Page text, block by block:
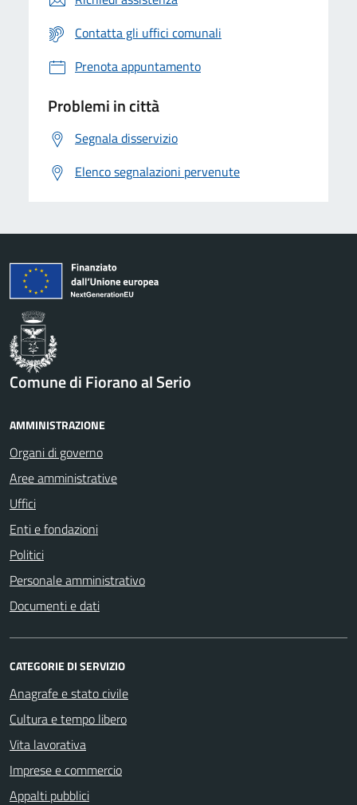
Contatta gli uffici comunali
Prenota appuntamento
Problemi in città
Segnala disservizio
Elenco segnalazioni pervenute
Comune di Fiorano al Serio
AMMINISTRAZIONE
Organi di governo
Aree amministrative
Uffici
Enti e fondazioni
Politici
Personale amministrativo
Documenti e dati
CATEGORIE DI SERVIZIO
Anagrafe e stato civile
Cultura e tempo libero
Vita lavorativa
Imprese e commercio
Appalti pubblici